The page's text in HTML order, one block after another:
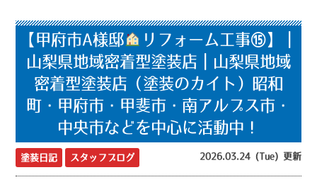
【甲府市A様邸
リフォーム工事⑮】｜
山梨県地域密着型塗装店｜山梨県地域
密着型塗装店（塗装のカイト）昭和
町・甲府市・甲斐市・南アルプス市・
中央市などを中心に活動中！
塗装日記 スタッフブログ 2026.03.24 (Tue) 更新